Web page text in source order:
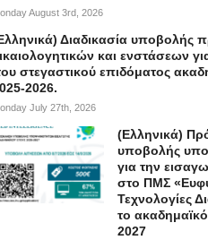
August 3rd, 2026
Διαδικασία υποβολής
και ενστάσεων
στεγαστικού επιδόματος
2026.
July 27th, 2026
(Ελληνικά)
υποβολής
για την
στο ΠΜΣ
Τεχνολογίες
το
2027